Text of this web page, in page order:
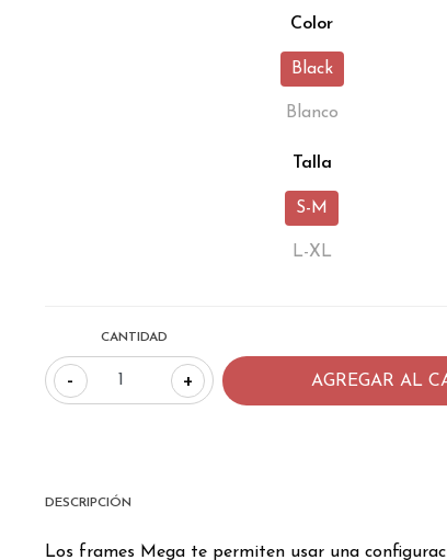
Color
Black
Blanco
Talla
S-M
L-XL
CANTIDAD
- +
DESCRIPCIÓN
Los frames Mega te permiten usar una